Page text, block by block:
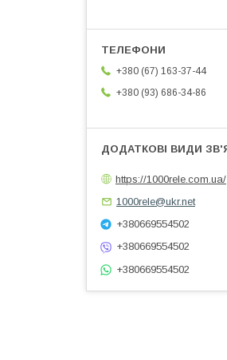
+380 (67) 163-37-44
+380 (93) 686-34-86
https://1000rele.com.ua/
1000rele@ukr.net
+380669554502
+380669554502
+380669554502